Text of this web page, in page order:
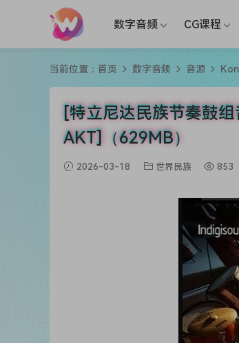
数字音频 CG课程
当前位置： 首页 数字音频 音源
[特立尼达民族节奏鼓
AKT]（629MB）
2026-03-18 世界民族 853